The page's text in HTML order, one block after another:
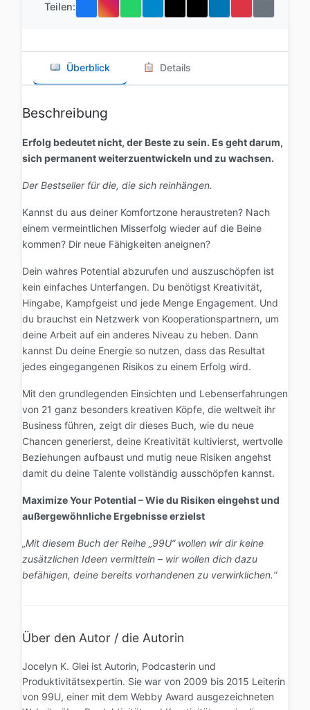
Teilen:
Überblick Details
Beschreibung
Erfolg bedeutet nicht, der Beste zu sein. Es geht darum,
sich permanent weiterzuentwickeln und zu wachsen.
Der Bestseller für die, die sich reinhängen.
Kannst du aus deiner Komfortzone heraustreten? Nach
einem vermeintlichen Misserfolg wieder auf die Beine
kommen? Dir neue Fähigkeiten aneignen?
Dein wahres Potential abzurufen und auszuschöpfen ist
kein einfaches Unterfangen. Du benötigst Kreativität,
Hingabe, Kampfgeist und jede Menge Engagement. Und
du brauchst ein Netzwerk von Kooperationspartnern, um
deine Arbeit auf ein anderes Niveau zu heben. Dann
kannst Du deine Energie so nutzen, dass das Resultat
jedes eingegangenen Risikos zu einem Erfolg wird.
Mit den grundlegenden Einsichten und Lebenserfahrungen
von 21 ganz besonders kreativen Köpfe, die weltweit ihr
Business führen, zeigt dir dieses Buch, wie du neue
Chancen generierst, deine Kreativität kultivierst, wertvolle
Beziehungen aufbaust und mutig neue Risiken angehst
damit du deine Talente vollständig ausschöpfen kannst.
Maximize Your Potential – Wie du Risiken eingehst und
außergewöhnliche Ergebnisse erzielst
„Mit diesem Buch der Reihe „99U“ wollen wir dir keine
zusätzlichen Ideen vermitteln – wir wollen dich dazu
befähigen, deine bereits vorhandenen zu verwirklichen.“
Über den Autor / die Autorin
Jocelyn K. Glei ist Autorin, Podcasterin und
Produktivitätsexpertin. Sie war von 2009 bis 2015 Leiterin
von 99U, einer mit dem Webby Award ausgezeichneten